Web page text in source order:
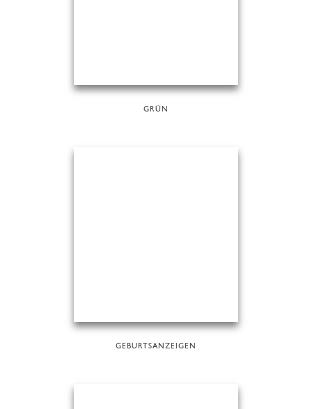
GRÜN
GEBURTSANZEIGEN